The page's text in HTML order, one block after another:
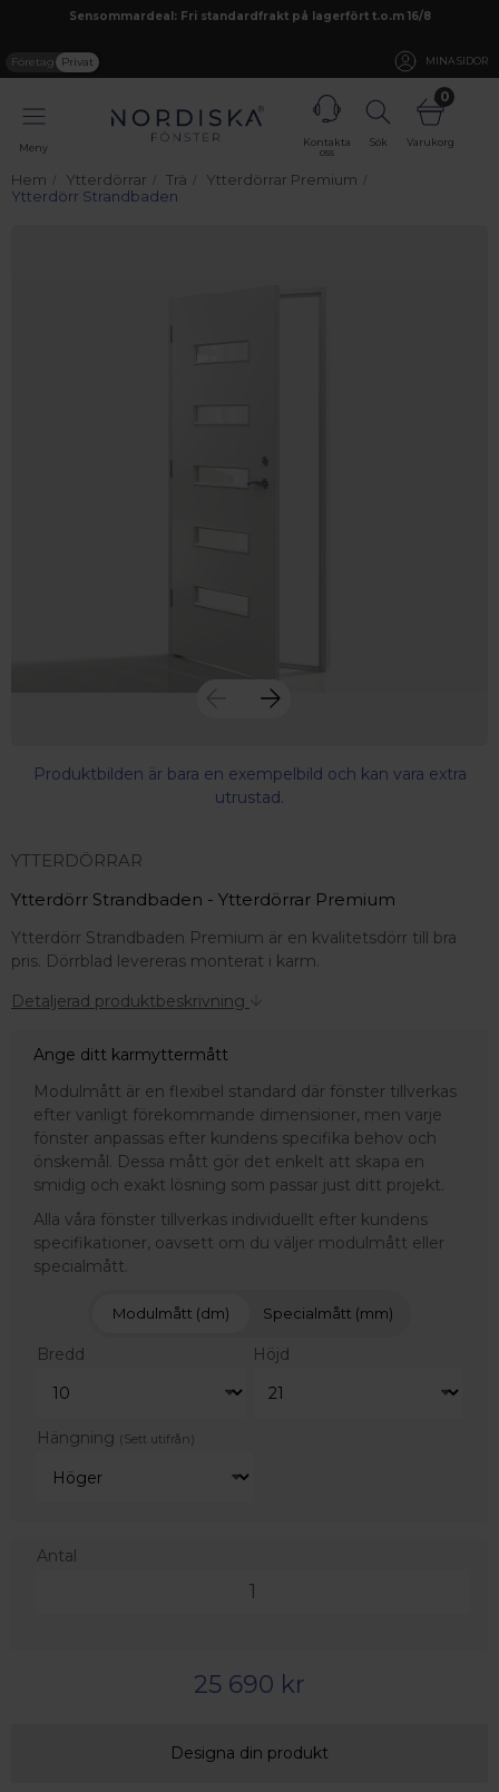
Sensommardeal: Fri standardfrakt på lagerfört t.o.m 16/8
Företag Privat MINA SIDOR
Meny
fokus på kvalitet, omtanke och djup kompetens.
Kontakta
oss
Sök
0
Varukorg
Hem Ytterdörrar Trä
Ytterdörrar Premium
Ytterdörr Strandbaden
Produktbilden är bara en exempelbild och kan vara extra
utrustad.
YTTERDÖRRAR
Ytterdörr Strandbaden - Ytterdörrar Premium
Ytterdörr Strandbaden Premium är en kvalitetsdörr till bra
pris. Dörrblad levereras monterat i karm.
Detaljerad produktbeskrivning
Ange ditt karmyttermått
Modulmått är en flexibel standard där fönster tillverkas
efter vanligt förekommande dimensioner, men varje
fönster anpassas efter kundens specifika behov och
önskemål. Dessa mått gör det enkelt att skapa en
smidig och exakt lösning som passar just ditt projekt.
Alla våra fönster tillverkas individuellt efter kundens
specifikationer, oavsett om du väljer modulmått eller
specialmått.
Modulmått (dm) Specialmått (mm)
Bredd Höjd
Hängning (Sett utifrån)
Antal
25 690 kr
Designa din produkt